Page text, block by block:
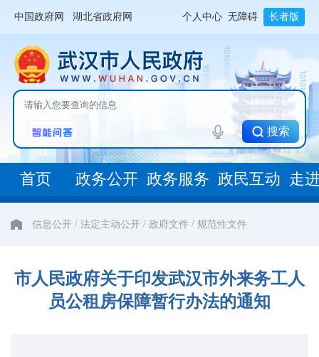
中国政府网 湖北省政府网 个人中心 无障碍 长者版
搜索
首页 政务公开 政务服务 政民互动 走
信息公开 / 法定主动公开 / 政府文件 / 规范性文件
市人民政府关于印发武汉市外来务工人
员公租房保障暂行办法的通知